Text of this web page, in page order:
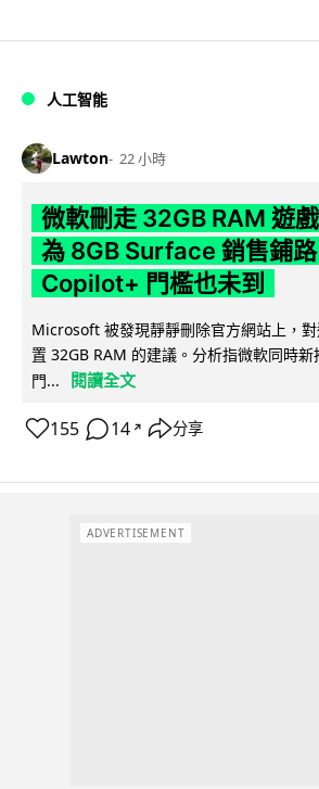
人工智能
Lawton 22 小時
微軟刪走 32GB RAM 遊
為 8GB Surface 銷售鋪
Copilot+ 門檻也未到
Microsoft 被發現靜靜刪除官方網站上，
置 32GB RAM 的建議。分析指微軟同時新
門...
閱讀全文
155 14 ↗ 分享
ADVERTISEMENT